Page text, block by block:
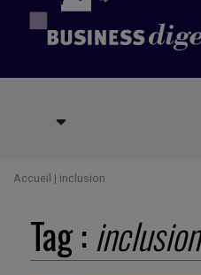
Accueil | inclusion
Tag :inclusion